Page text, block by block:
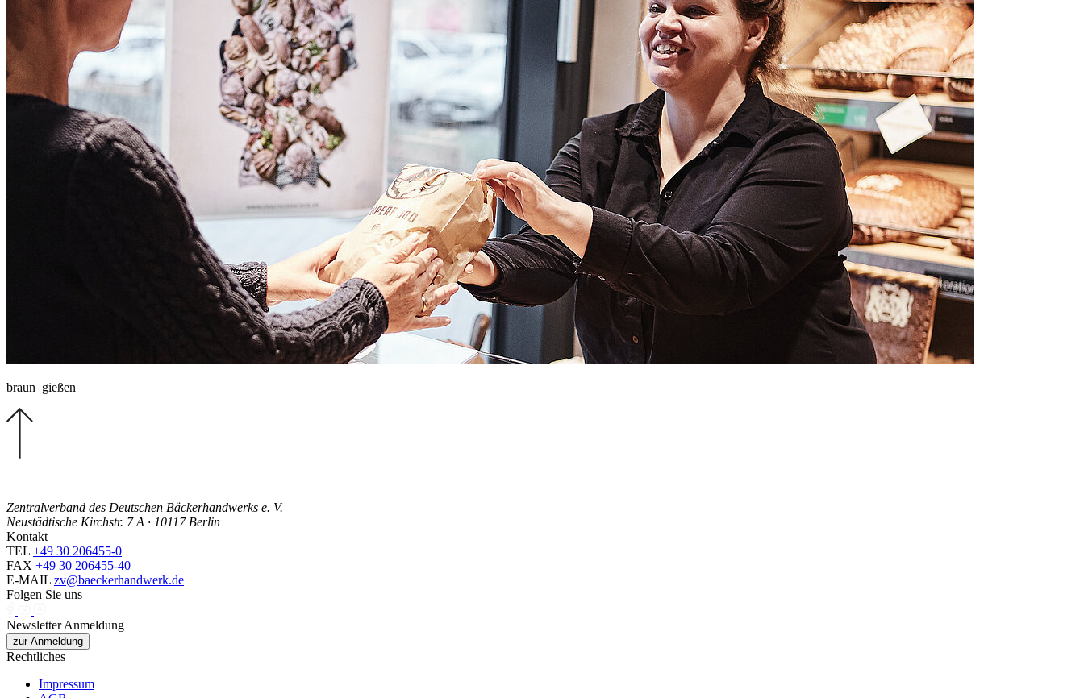
braun_gießen
Zentralverband des Deutschen Bäckerhandwerks e. V.
Neustädtische Kirchstr. 7 A · 10117 Berlin
Kontakt
TEL +49 30 206455-0
FAX +49 30 206455-40
E-MAIL zv@baeckerhandwerk.de
Folgen Sie uns
Newsletter Anmeldung
zur Anmeldung
Rechtliches
Impressum